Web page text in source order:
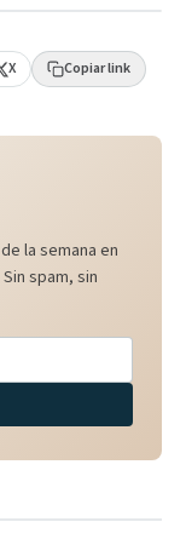
X Copiar link
la semana en
spam, sin